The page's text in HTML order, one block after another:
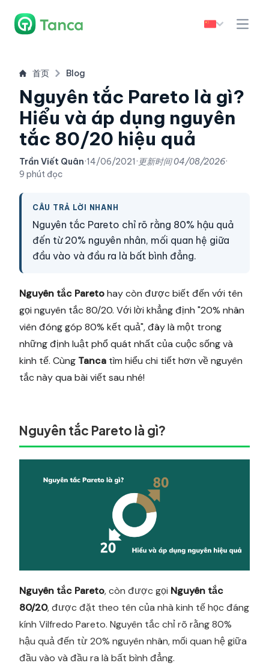
首页 Blog
Nguyên tắc Pareto là gì?
Hiểu và áp dụng nguyên
tắc 80/20 hiệu quả
Trần Viết Quân·14/06/2021 · 更新时间04/08/2026·
9 phút đọc
CÂU TRẢ LỜI NHANH
Nguyên tắc Pareto chỉ rõ rằng 80% hậu quả
đến từ 20% nguyên nhân, mối quan hệ giữa
đầu vào và đầu ra là bất bình đẳng.
Nguyên tắc Paretohay còn được biết đến với tên
gọi nguyên tắc 80/20. Với lời khẳng định "20% nhân
viên đóng góp 80% kết quả", đây là một trong
những định luật phổ quát nhất của cuộc sống và
kinh tế. Cùng Tanca tìm hiểu chi tiết hơn về nguyên
tắc này qua bài viết sau nhé!
Nguyên tắc Pareto là gì?
Nguyên tắc Pareto, còn được gọi Nguyên tắc
80/20, được đặt theo tên của nhà kinh tế học đáng
kính Vilfredo Pareto. Nguyên tắc chỉ rõ rằng 80%
hậu quả đến từ 20% nguyên nhân, mối quan hệ giữa
đầu vào và đầu ra là bất bình đẳng.